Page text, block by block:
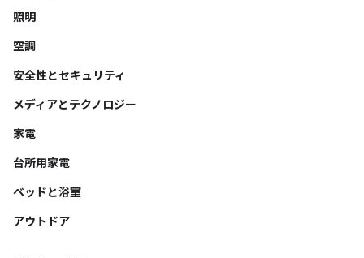
照明
空調
安全性とセキュリティ
メディアとテクノロジー
家電
台所用家電
ベッドと浴室
アウトドア